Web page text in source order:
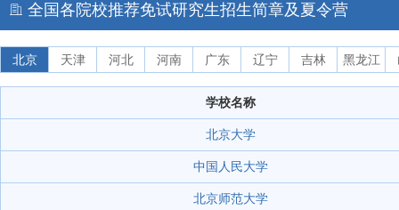
全国各院校推荐免试研究生招生简章及夏令营
北京 天津 河北 河南 广东 辽宁 吉林 黑龙江
学校名称
北京大学
中国人民大学
北京师范大学